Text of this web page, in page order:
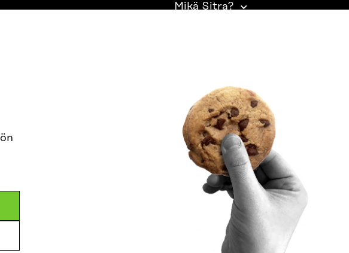
Mikä Sitra?
SITRA SOSIAALISESSA MEDIASSA